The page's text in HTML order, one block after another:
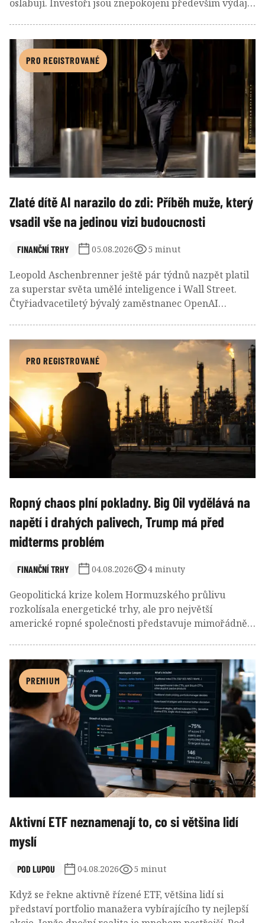
oslabují. Investoři jsou znepokojeni především výdaji
centra na oběžné dráze i další expanzi Starlinku.
PRO REGISTROVANÉ
Zlaté dítě AI narazilo do zdi: Příběh muže, který
vsadil vše na jedinou vizi budoucnosti
FINANČNÍ TRHY 05.08.2026 5 minut
Leopold Aschenbrenner ještě pár týdnů nazpět platil
za superstar světa umělé inteligence i Wall Street.
Čtyřiadvacetiletý bývalý zaměstnanec OpenAI
procent. Víra a páka, které jej vynesly nahoru se však
v posledních dnech staly příčinou jeho dramatického
pádu.
PRO REGISTROVANÉ
Ropný chaos plní pokladny. Big Oil vydělává na
napětí i drahých palivech, Trump má před
midterms problém
FINANČNÍ TRHY 04.08.2026 4 minuty
Geopolitická krize kolem Hormuzského průlivu
rozkolísala energetické trhy, ale pro největší
americké ropné společnosti představuje mimořádně
největších ropných firem na nejvyšší úrovně za
poslední roky.
PREMIUM
Aktivní ETF neznamenají to, co si většina lidí
myslí
POD LUPOU 04.08.2026 5 minut
Když se řekne aktivně řízené ETF, většina lidí si
představí portfolio manažera vybírajícího ty nejlepší